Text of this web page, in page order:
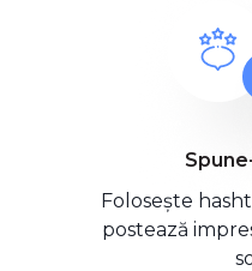
Folosește
postează